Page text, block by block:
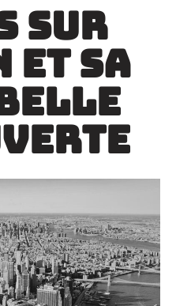
sur
et sa